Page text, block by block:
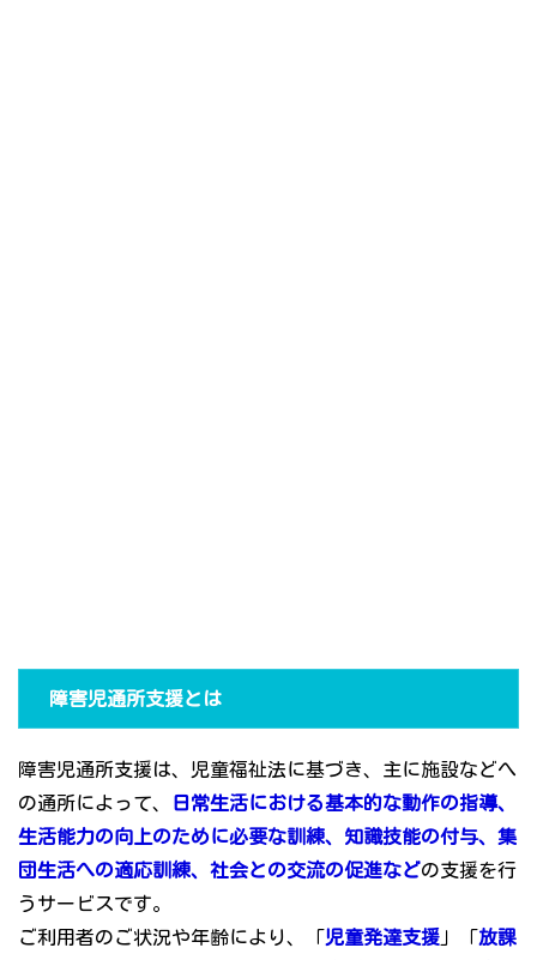
障害児通所支援とは
障害児通所支援は、児童福祉法に基づき、主に施設などへ
の通所によって、
日常生活における基本的な動作の指導、
生活能力の向上のために必要な訓練、知識技能の付与、集
団生活への適応訓練、社会との交流の促進などの支援を行
うサービスです。
ご利用者のご状況や年齢により、「児童発達支援 」「放課